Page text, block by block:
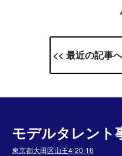
<< 最近の記事へ
モデルタレント
東京都大田区山王4-20-16